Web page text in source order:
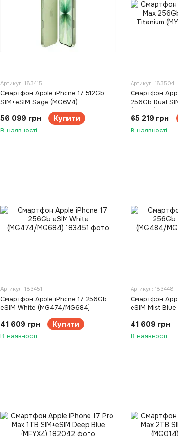
Артикул: 183415
Смартфон Apple iPhone 17 512Gb
SIM+eSIM Sage (MG6V4)
56 099 грн Купити
В наявності
Артикул: 183504
Смартфон
256Gb Dual
65 219 грн
В наявності
Артикул: 183451
Смартфон Apple iPhone 17 256Gb
eSIM White (MG474/MG684)
41 609 грн Купити
В наявності
Артикул: 183448
Смартфон
eSIM Mist
41 609 грн
В наявності